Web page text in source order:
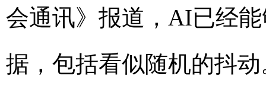
会通讯》报道，AI已经
据，包括看似随机的抖